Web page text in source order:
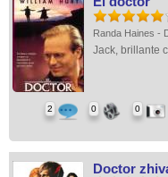
Randa Haines -
Jack, brillante
2 0 0
Doctor